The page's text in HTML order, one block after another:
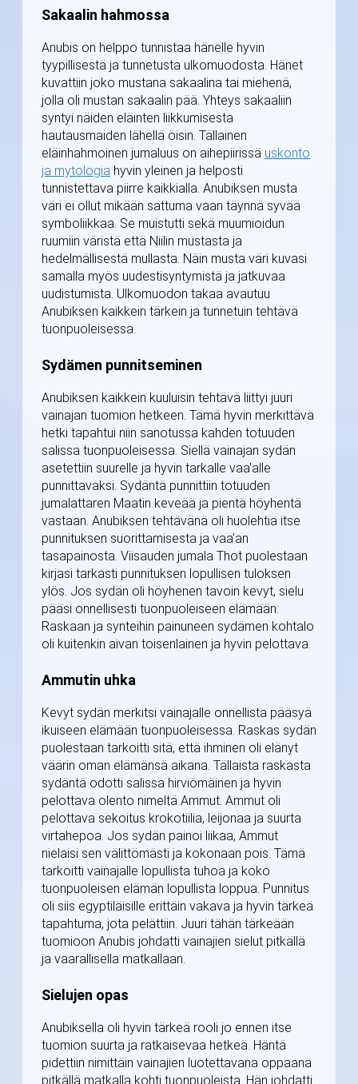
Sakaalin hahmossa
Anubis on helppo tunnistaa hänelle hyvin
tyypillisestä ja tunnetusta ulkomuodosta. Hänet
kuvattiin joko mustana sakaalina tai miehenä,
jolla oli mustan sakaalin pää. Yhteys sakaaliin
syntyi näiden eläinten liikkumisesta
hautausmaiden lähellä öisin. Tällainen
eläinhahmoinen jumaluus on aihepiirissä uskonto
ja mytologia hyvin yleinen ja helposti
tunnistettava piirre kaikkialla. Anubiksen musta
väri ei ollut mikään sattuma vaan täynnä syvää
symboliikkaa. Se muistutti sekä muumioidun
ruumiin väristä että Niilin mustasta ja
hedelmällisestä mullasta. Näin musta väri kuvasi
samalla myös uudestisyntymistä ja jatkuvaa
uudistumista. Ulkomuodon takaa avautuu
Anubiksen kaikkein tärkein ja tunnetuin tehtävä
tuonpuoleisessa.
Sydämen punnitseminen
Anubiksen kaikkein kuuluisin tehtävä liittyi juuri
vainajan tuomion hetkeen. Tämä hyvin merkittävä
hetki tapahtui niin sanotussa kahden totuuden
salissa tuonpuoleisessa. Siellä vainajan sydän
asetettiin suurelle ja hyvin tarkalle vaa'alle
punnittavaksi. Sydäntä punnittiin totuuden
jumalattaren Maatin keveää ja pientä höyhentä
vastaan. Anubiksen tehtävänä oli huolehtia itse
punnituksen suorittamisesta ja vaa'an
tasapainosta. Viisauden jumala Thot puolestaan
kirjasi tarkasti punnituksen lopullisen tuloksen
ylös. Jos sydän oli höyhenen tavoin kevyt, sielu
pääsi onnellisesti tuonpuoleiseen elämään.
Raskaan ja synteihin painuneen sydämen kohtalo
oli kuitenkin aivan toisenlainen ja hyvin pelottava.
Ammutin uhka
Kevyt sydän merkitsi vainajalle onnellista pääsyä
ikuiseen elämään tuonpuoleisessa. Raskas sydän
puolestaan tarkoitti sitä, että ihminen oli elänyt
väärin oman elämänsä aikana. Tällaista raskasta
sydäntä odotti salissa hirviömäinen ja hyvin
pelottava olento nimeltä Ammut. Ammut oli
pelottava sekoitus krokotiilia, leijonaa ja suurta
virtahepoa. Jos sydän painoi liikaa, Ammut
nielaisi sen välittömästi ja kokonaan pois. Tämä
tarkoitti vainajalle lopullista tuhoa ja koko
tuonpuoleisen elämän lopullista loppua. Punnitus
oli siis egyptiläisille erittäin vakava ja hyvin tärkeä
tapahtuma, jota pelättiin. Juuri tähän tärkeään
tuomioon Anubis johdatti vainajien sielut pitkällä
ja vaarallisella matkallaan.
Sielujen opas
Anubiksella oli hyvin tärkeä rooli jo ennen itse
tuomion suurta ja ratkaisevaa hetkeä. Häntä
pidettiin nimittäin vainajien luotettavana oppaana
pitkällä matkalla kohti tuonpuoleista. Hän johdatti